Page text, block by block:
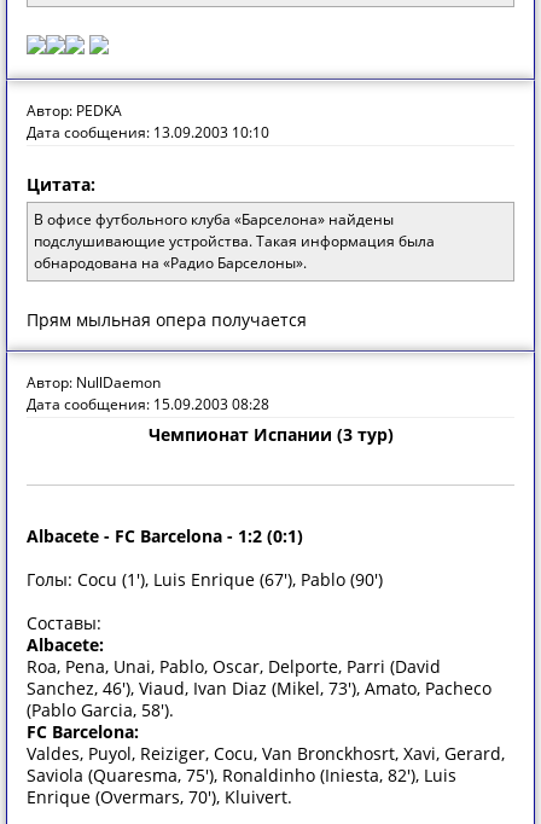
Автор: PEDKA
Дата сообщения: 13.09.2003 10:10
Цитата:
В офисе футбольного клуба «Барселона» найдены
подслушивающие устройства. Такая информация была
обнародована на «Радио Барселоны».
Прям мыльная опера получается
Автор: NullDaemon
Дата сообщения: 15.09.2003 08:28
Чемпионат Испании (3 тур)
Albacete - FC Barcelona - 1:2 (0:1)
Голы: Cocu (1'), Luis Enrique (67'), Pablo (90')
Составы:
Albacete:
Roa, Pena, Unai, Pablo, Oscar, Delporte, Parri (David
Sanchez, 46'), Viaud, Ivan Diaz (Mikel, 73'), Amato, Pacheco
(Pablo Garcia, 58').
FC Barcelona:
Valdes, Puyol, Reiziger, Cocu, Van Bronckhosrt, Xavi, Gerard,
Saviola (Quaresma, 75'), Ronaldinho (Iniesta, 82'), Luis
Enrique (Overmars, 70'), Kluivert.